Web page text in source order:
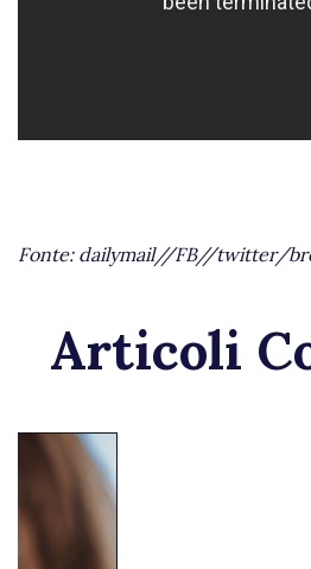
Fonte: dailymail//FB//twitter/
Articoli